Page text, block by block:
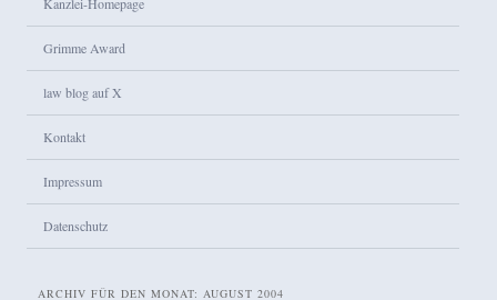
Zum Inhalt wechseln
Zum sekundären Inhalt wechseln
Grimme Award
law blog auf X
Kontakt
Impressum
Datenschutz
ARCHIV FÜR DEN MONAT:AUGUST 2004